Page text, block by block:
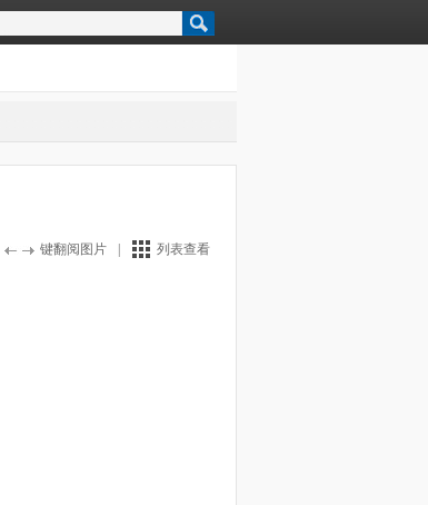
键翻阅图片 列表查看